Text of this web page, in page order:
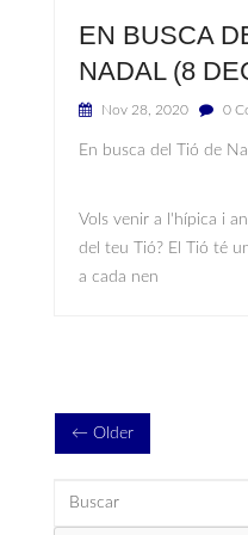
EN BUSCA
NADAL (8
Nov 28, 2020 0
En busca del Tió de
Vols venir a l'hípica i
del teu Tió? El Tió té
a cada nen
← Older
Formulario de
Buscar